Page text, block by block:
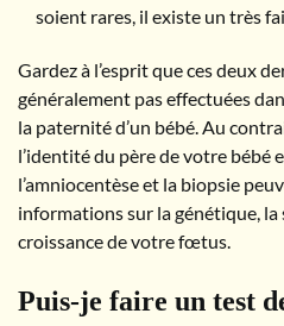
soient rares, il existe un très
Gardez à l’esprit que ces deux
généralement pas effectuées
la paternité d’un bébé. Au
l’identité du père de votre bébé
l’amniocentèse et la biopsie
informations sur la génétique, la
croissance de votre fœtus.
Puis-je faire un test